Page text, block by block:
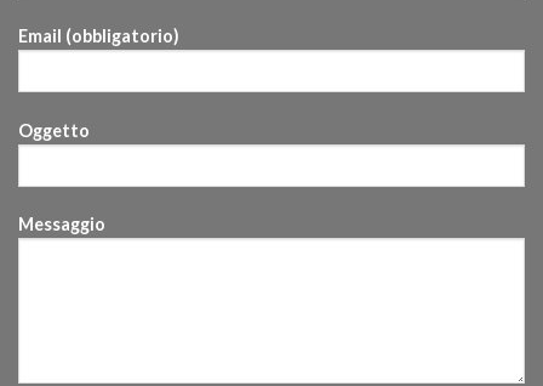
Email (obbligatorio)
Oggetto
Messaggio